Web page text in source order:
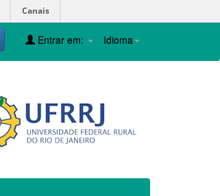
Canais
Idioma
Entrar em: